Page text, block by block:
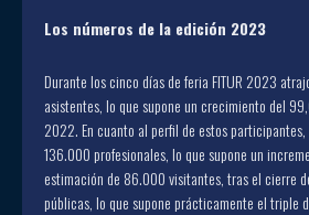
Los números de la edición 2023
Durante los cinco días de feria FITUR 2023
asistentes, lo que supone un crecimiento del
2022. En cuanto al perfil de estos
136.000 profesionales, lo que supone un
estimación de 86.000 visitantes, tras el cierre
públicas, lo que supone prácticamente el triple